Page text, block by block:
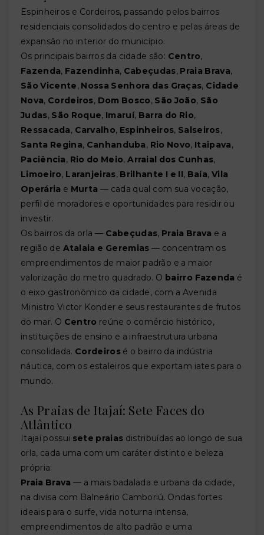
Espinheiros e Cordeiros, passando pelos bairros
residenciais consolidados do centro e pelas áreas de
expansão no interior do município.
Os principais bairros da cidade são: Centro,
Fazenda, Fazendinha, Cabeçudas, Praia Brava,
São Vicente, Nossa Senhora das Graças, Cidade
Nova, Cordeiros, Dom Bosco, São João, São
Judas, São Roque, Imaruí, Barra do Rio,
Ressacada, Carvalho, Espinheiros, Salseiros,
Santa Regina, Canhanduba, Rio Novo, Itaipava,
Paciência, Rio do Meio,Arraial dos Cunhas,
Limoeiro, Laranjeiras, Brilhante I e II, Baía, Vila
Operária e Murta — cada qual com sua vocação,
perfil de moradores e oportunidades para residir ou
investir.
Os bairros da orla — Cabeçudas, Praia Brava e a
região de Atalaia e Geremias — concentram os
empreendimentos de maior padrão e a maior
valorização do metro quadrado. O bairro Fazenda é
o eixo gastronômico da cidade, com a Avenida
Ministro Victor Konder e seus restaurantes de frutos
do mar. O Centro reúne o comércio histórico,
instituições de ensino e a infraestrutura urbana
consolidada. Cordeirosé o bairro da indústria
náutica, com os estaleiros que exportam iates para o
mundo.
As Praias de Itajaí: Sete Faces do
Atlântico
Itajaí possui sete praias distribuídas ao longo de sua
orla, cada uma com um caráter distinto e beleza
própria:
Praia Brava — a mais badalada e urbana da cidade,
na divisa com Balneário Camboriú. Ondas fortes
ideais para o surfe, vida noturna intensa,
empreendimentos de alto padrão e uma